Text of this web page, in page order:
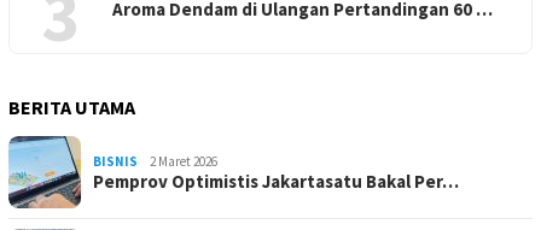
Aroma Dendam di Ulangan Pertandingan 60 …
BERITA UTAMA
BISNIS 2 Maret 2026
Pemprov Optimistis Jakartasatu Bakal Per…